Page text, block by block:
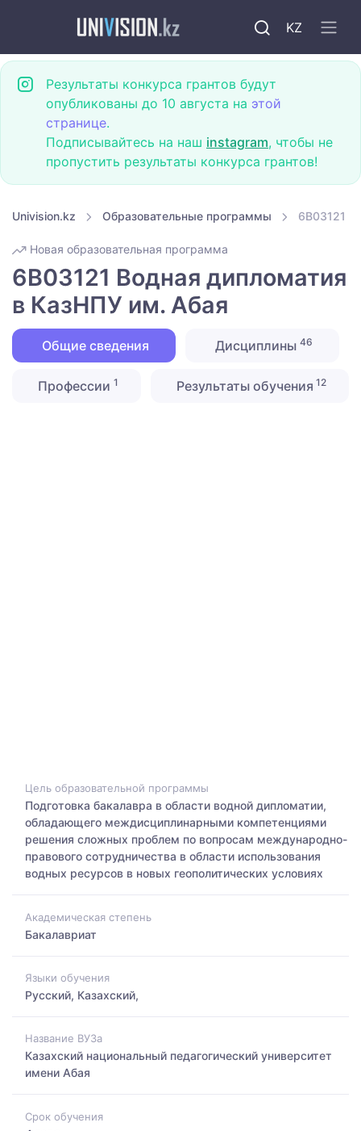
KZ
Результаты конкурса грантов будут
опубликованы до 10 августа на этой
странице.
Подписывайтесь на наш instagram, чтобы не
пропустить результаты конкурса грантов!
Univision.kz Образовательные программы 6B03121
Новая образовательная программа
6B03121 Водная дипломатия
в КазНПУ им. Абая
Общие сведения Дисциплины 46
Профессии 1 Результаты обучения 12
Цель образовательной программы
Подготовка бакалавра в области водной дипломатии,
обладающего междисциплинарными компетенциями
решения сложных проблем по вопросам международно-
правового сотрудничества в области использования
водных ресурсов в новых геополитических условиях
Академическая степень
Бакалавриат
Языки обучения
Русский, Казахский,
Название ВУЗа
Казахский национальный педагогический университет
имени Абая
Срок обучения